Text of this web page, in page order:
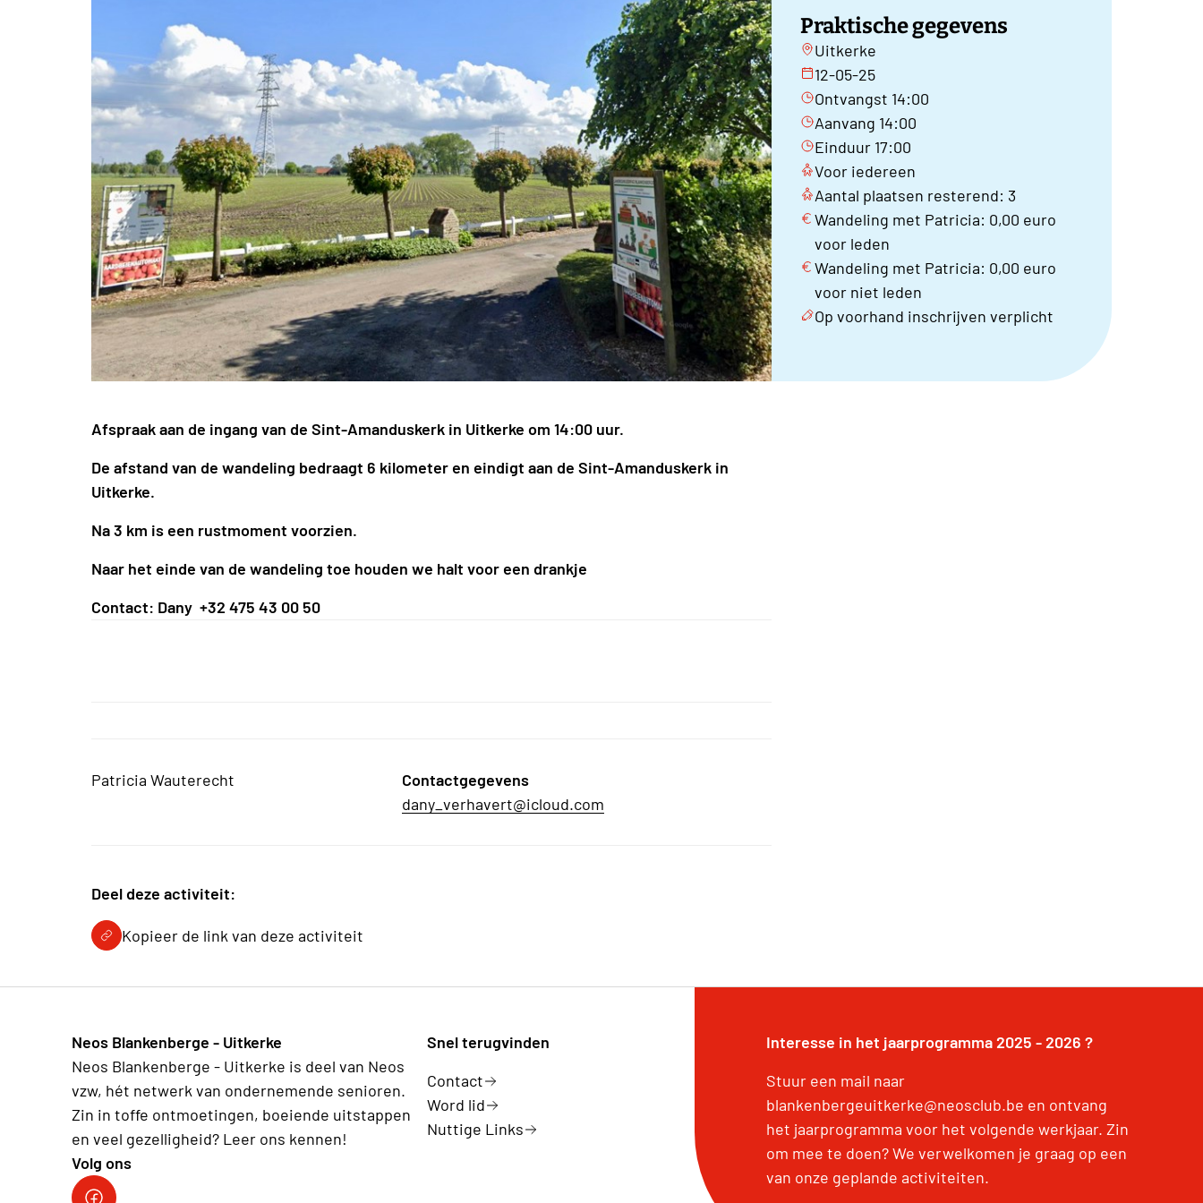
Praktische gegevens
Uitkerke
12-05-25
Ontvangst 14:00
Aanvang 14:00
Einduur 17:00
Voor iedereen
Aantal plaatsen resterend: 3
Wandeling met Patricia: 0,00 euro
voor leden
Wandeling met Patricia: 0,00 euro
voor niet leden
Op voorhand inschrijven verplicht
Afspraak aan de ingang van de Sint-Amanduskerk in Uitkerke om 14:00 uur.
De afstand van de wandeling bedraagt 6 kilometer en eindigt aan de Sint-Amanduskerk in
Uitkerke.
Na 3 km is een rustmoment voorzien.
Naar het einde van de wandeling toe houden we halt voor een drankje
Contact: Dany +32 475 43 00 50
Patricia Wauterecht
Contactgegevens
dany_verhavert@icloud.com
Deel deze activiteit:
Kopieer de link van deze activiteit
Neos Blankenberge - Uitkerke
Neos Blankenberge - Uitkerke is deel van Neos
vzw, hét netwerk van ondernemende senioren.
Zin in toffe ontmoetingen, boeiende uitstappen
en veel gezelligheid? Leer ons kennen!
Volg ons
Snel terugvinden
Contact
Word lid
Nuttige Links
Interesse in het jaarprogramma 2025 - 2026 ?
Stuur een mail naar
blankenbergeuitkerke@neosclub.be en ontvang
het jaarprogramma voor het volgende werkjaar. Zin
om mee te doen? We verwelkomen je graag op een
van onze geplande activiteiten.